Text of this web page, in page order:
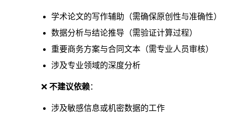
学术论文的写作辅助（需确保原创性与准确性）
数据分析与结论推导（需验证计算过程）
重要商务方案与合同文本（需专业人员审核）
涉及专业领域的深度分析
❌ 不建议依赖：
涉及敏感信息或机密数据的工作